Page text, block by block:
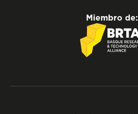
Miembro de: